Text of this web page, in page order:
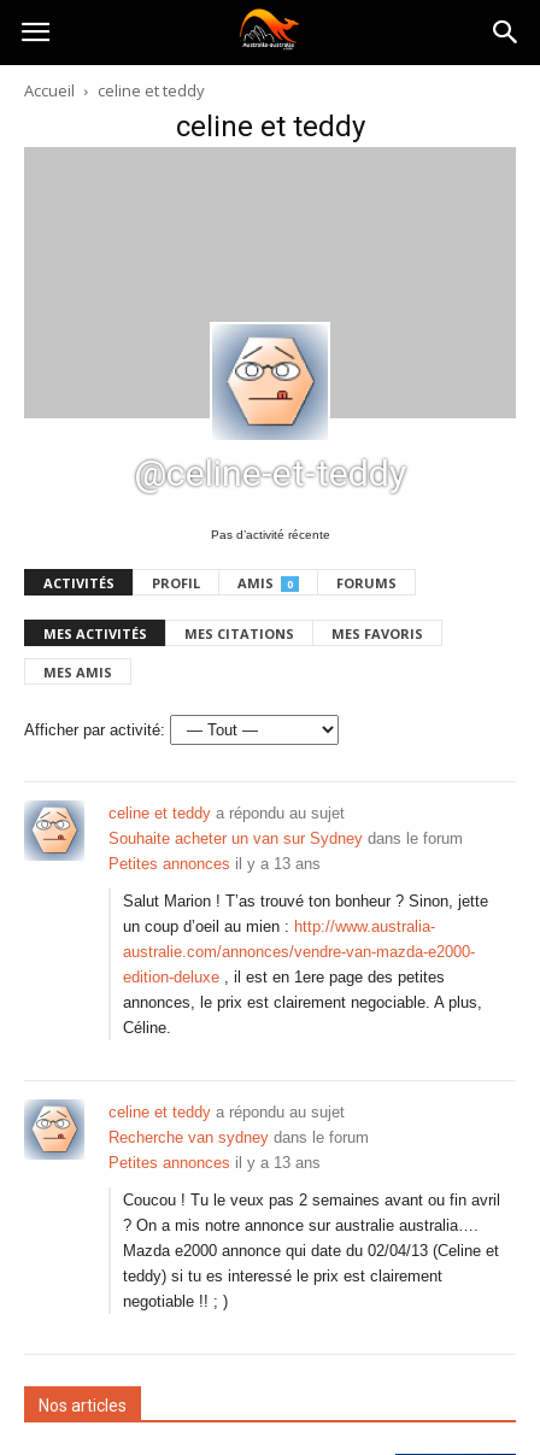
Australia-
australie.com
Accueil celine et teddy
celine et teddy
@celine-et-teddy
Pas d’activité récente
ACTIVITÉS PROFIL AMIS 0 FORUMS
MES ACTIVITÉS MES CITATIONS MES FAVORIS
MES AMIS
Afficher par activité:
celine et teddy a répondu au sujet
Souhaite acheter un van sur Sydney dans le forum
Petites annonces il y a 13 ans
Salut Marion ! T’as trouvé ton bonheur ? Sinon, jette
un coup d’oeil au mien : http://www.australia-
australie.com/annonces/vendre-van-mazda-e2000-
edition-deluxe , il est en 1ere page des petites
annonces, le prix est clairement negociable. A plus,
Céline.
celine et teddy a répondu au sujet
Recherche van sydney dans le forum
Petites annonces il y a 13 ans
Coucou ! Tu le veux pas 2 semaines avant ou fin avril
? On a mis notre annonce sur australie australia….
Mazda e2000 annonce qui date du 02/04/13 (Celine et
teddy) si tu es interessé le prix est clairement
negotiable !! ; )
Nos articles